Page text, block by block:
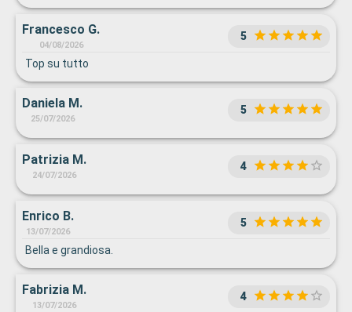
Francesco G.
04/08/2026
5
Top su tutto
Daniela M.
25/07/2026
5
Patrizia M.
24/07/2026
4
Enrico B.
13/07/2026
5
Bella e grandiosa.
Fabrizia M.
13/07/2026
4